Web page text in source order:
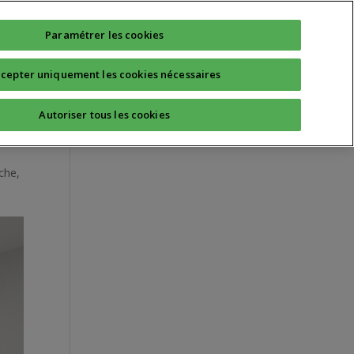
Quotidien Sport Santé
,
Paramétrer les cookies
uniquement les cookies nécessaires
Autoriser tous les cookies